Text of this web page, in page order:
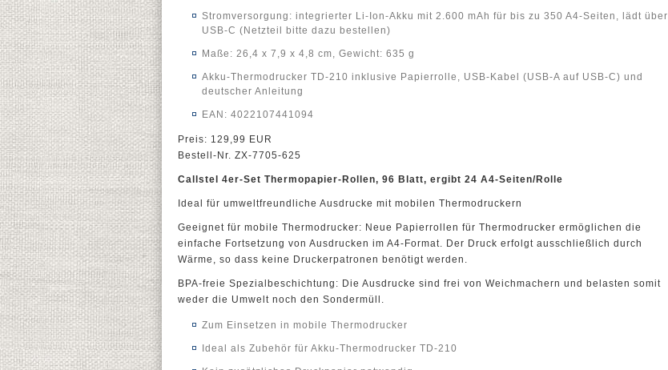
Stromversorgung: integrierter Li-Ion-Akku mit 2.600 mAh für bis zu 350 A4-Seiten, lädt über
USB-C (Netzteil bitte dazu bestellen)
Maße: 26,4 x 7,9 x 4,8 cm, Gewicht: 635 g
Akku-Thermodrucker TD-210 inklusive Papierrolle, USB-Kabel (USB-A auf USB-C) und
deutscher Anleitung
EAN: 4022107441094
Preis: 129,99 EUR
Bestell-Nr. ZX-7705-625
Callstel 4er-Set Thermopapier-Rollen, 96 Blatt, ergibt 24 A4-Seiten/Rolle
Ideal für umweltfreundliche Ausdrucke mit mobilen Thermodruckern
Geeignet für mobile Thermodrucker: Neue Papierrollen für Thermodrucker ermöglichen die
einfache Fortsetzung von Ausdrucken im A4-Format. Der Druck erfolgt ausschließlich durch
Wärme, so dass keine Druckerpatronen benötigt werden.
BPA-freie Spezialbeschichtung: Die Ausdrucke sind frei von Weichmachern und belasten somit
weder die Umwelt noch den Sondermüll.
Zum Einsetzen in mobile Thermodrucker
Ideal als Zubehör für Akku-Thermodrucker TD-210